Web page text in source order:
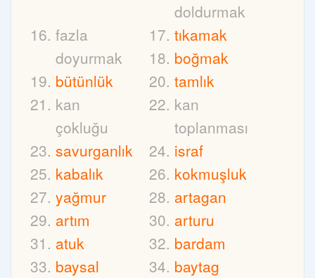
doldurmak
fazla
doyurmak
tıkamak
boğmak
bütünlük
tamlık
kan
çokluğu
kan
toplanması
savurganlık
israf
kabalık
kokmuşluk
yağmur
artagan
artım
arturu
atuk
bardam
baysal
baytag